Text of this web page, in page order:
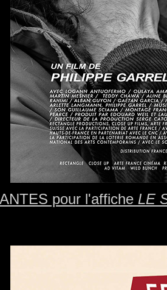
pour l'affiche LE